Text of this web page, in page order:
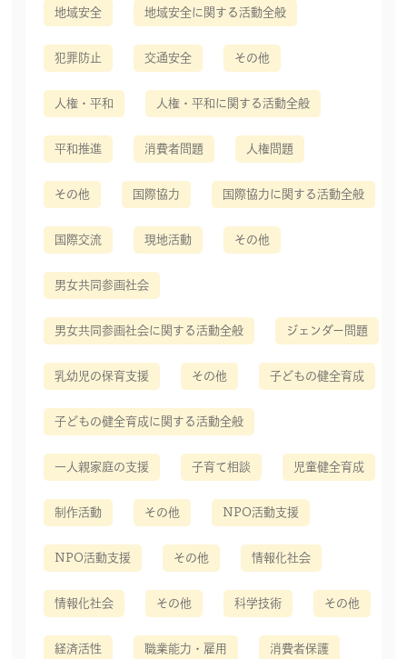
地域安全 地域安全に関する活動全般
犯罪防止 交通安全 その他
人権・平和 人権・平和に関する活動全般
平和推進 消費者問題 人権問題
その他 国際協力 国際協力に関する活動全般
国際交流 現地活動 その他
男女共同参画社会
男女共同参画社会に関する活動全般 ジェンダー問題
乳幼児の保育支援 その他 子どもの健全育成
子どもの健全育成に関する活動全般
一人親家庭の支援 子育て相談 児童健全育成
制作活動 その他 NPO活動支援
NPO活動支援 その他 情報化社会
情報化社会 その他 科学技術 その他
経済活性 職業能力・雇用 消費者保護